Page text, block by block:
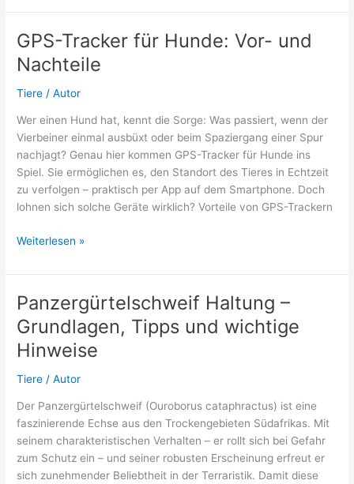
in
–
Was
wissen
sollte
GPS-Tracker für Hunde: Vor- und
Nachteile
Tiere /Autor
Wer einen Hund hat, kennt die Sorge: Was passiert, wenn der
Vierbeiner einmal ausbüxt oder beim Spaziergang einer Spur
nachjagt? Genau hier kommen GPS-Tracker für Hunde ins
Spiel. Sie ermöglichen es, den Standort des Tieres in Echtzeit
zu verfolgen – praktisch per App auf dem Smartphone. Doch
lohnen sich solche Geräte wirklich? Vorteile von GPS-Trackern
GPS-
für
Vor-
und
Nachteile
Weiterlesen »
Panzergürtelschweif Haltung –
Grundlagen, Tipps und wichtige
Hinweise
Tiere /Autor
Der Panzergürtelschweif (Ouroborus cataphractus) ist eine
faszinierende Echse aus den Trockengebieten Südafrikas. Mit
seinem charakteristischen Verhalten – er rollt sich bei Gefahr
zum Schutz ein – und seiner robusten Erscheinung erfreut er
sich zunehmender Beliebtheit in der Terraristik. Damit diese